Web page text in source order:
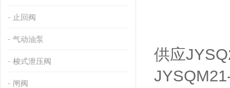
止回阀
气动油泵
梭式泄压阀
闸阀
供应